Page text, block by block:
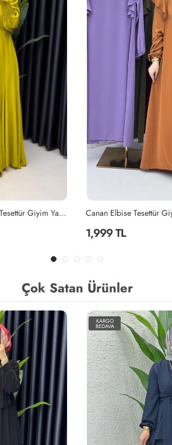
Canan Elbise Tesettür Giyim Kiremit
Çok Satan Ürünler
KARGO
BEDAVA